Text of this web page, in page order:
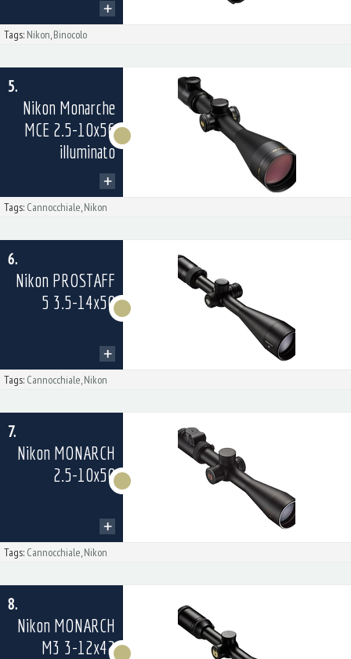
Tags: Nikon,Binocolo
5.
Nikon Monarche
MCE 2.5-10x56
illuminato
Tags: Cannocchiale,Nikon
6.
Nikon PROSTAFF
5 3.5-14x50
Tags: Cannocchiale,Nikon
7.
Nikon MONARCH
2.5-10x50
Tags: Cannocchiale,Nikon
8.
Nikon MONARCH
M3 3-12x42